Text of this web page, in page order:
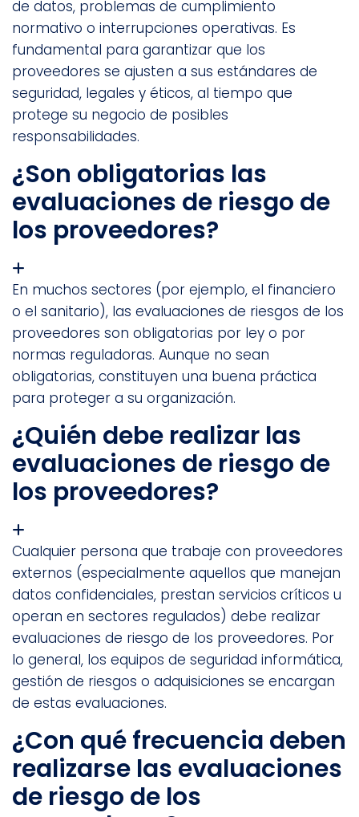
de datos, problemas de cumplimiento
normativo o interrupciones operativas. Es
fundamental para garantizar que los
proveedores se ajusten a sus estándares de
seguridad, legales y éticos, al tiempo que
protege su negocio de posibles
responsabilidades.
¿Son obligatorias las
evaluaciones de riesgo de
los proveedores?
En muchos sectores (por ejemplo, el financiero
o el sanitario), las evaluaciones de riesgos de los
proveedores son obligatorias por ley o por
normas reguladoras. Aunque no sean
obligatorias, constituyen una buena práctica
para proteger a su organización.
¿Quién debe realizar las
evaluaciones de riesgo de
los proveedores?
Cualquier persona que trabaje con proveedores
externos (especialmente aquellos que manejan
datos confidenciales, prestan servicios críticos u
operan en sectores regulados) debe realizar
evaluaciones de riesgo de los proveedores. Por
lo general, los equipos de seguridad informática,
gestión de riesgos o adquisiciones se encargan
de estas evaluaciones.
¿Con qué frecuencia deben
realizarse las evaluaciones
de riesgo de los